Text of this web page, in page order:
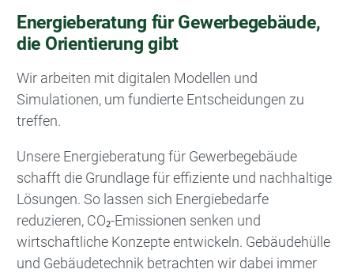
Energieberatung für Gewerbegebäude,
die Orientierung gibt
Wir arbeiten mit digitalen Modellen und
Simulationen, um fundierte Entscheidungen zu
treffen.
Unsere Energieberatung für Gewerbegebäude
schafft die Grundlage für effiziente und nachhaltige
Lösungen. So lassen sich Energiebedarfe
reduzieren, CO₂-Emissionen senken und
wirtschaftliche Konzepte entwickeln. Gebäudehülle
und Gebäudetechnik betrachten wir dabei immer